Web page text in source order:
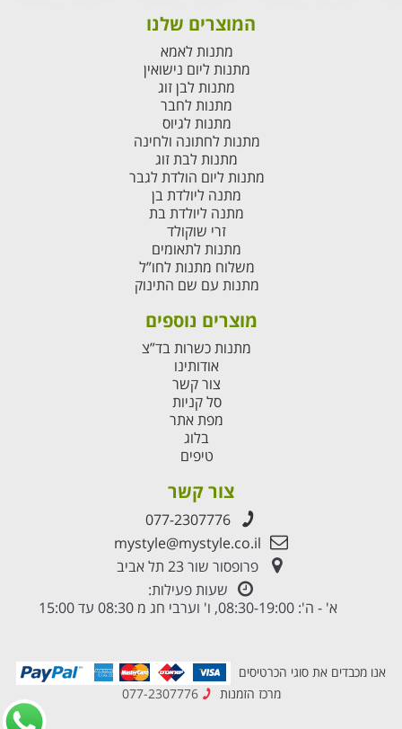
המוצרים שלנו
מתנות לאמא
מתנות ליום נישואין
מתנות לבן זוג
מתנות לחבר
מתנות לגיוס
מתנות לחתונה ולחינה
מתנות לבת זוג
מתנות ליום הולדת לגבר
מתנה ליולדת בן
מתנה ליולדת בת
זרי שוקולד
מתנות לתאומים
משלוח מתנות לחו”ל
מתנות עם שם התינוק
מוצרים נוספים
מתנות כשרות בד”צ
אודותינו
צור קשר
סל קניות
מפת אתר
בלוג
טיפים
צור קשר
077-2307776
mystyle@mystyle.co.il
פרופסור שור 23 תל אביב
שעות פעילות:
א' - ה': 08:30-19:00, ו' וערבי חג מ 08:30 עד 15:00
אנו מכבדים את סוגי הכרטיסים
מרכז הזמנות
077-2307776